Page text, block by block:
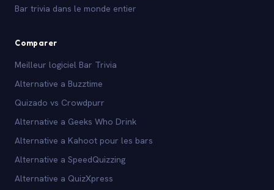
Bar trivia dans le monde entier
Comparer
Meilleur logiciel Bar Trivia
Alternative a Buzztime
Quizado vs Crowdpurr
Alternative a Geeks Who Drink
Alternative a Kahoot pour les bars
Alternative a SpeedQuizzing
Alternative a QuizXpress